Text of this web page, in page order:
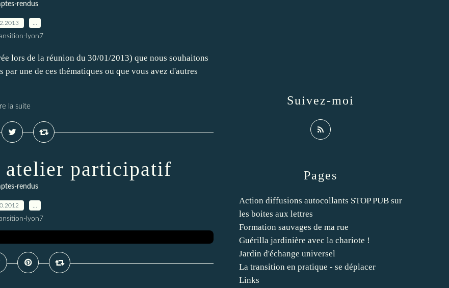
rendus
lyon7
lors de la réunion du 30/01/2013) que nous souhaitons
une de ces thématiques ou que vous avez d'autres
la suite
atelier participatif
rendus
lyon7
Pages
Action diffusions autocollants STOP PUB sur
les boites aux lettres
Formation sauvages de ma rue
Guérilla jardinière avec la chariote !
Jardin d'échange universel
La transition en pratique - se déplacer
Links
Suivez-moi